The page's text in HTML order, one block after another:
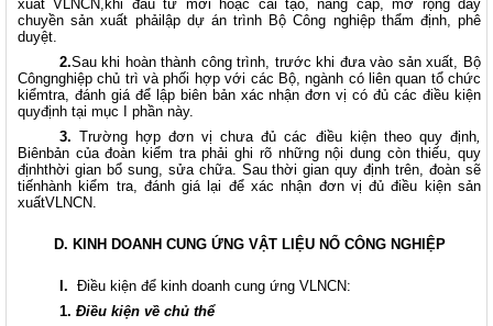
xuất VLNCN,khi đầu tư mới hoặc cải tạo, nâng cấp, mở rộng dây
chuyền sản xuất phảilập dự án trình Bộ Công nghiệp thẩm định, phê
duyệt.
2.Sau khi hoàn thành công trình, trước khi đưa vào sản xuất, Bộ
Côngnghiệp chủ trì và phối hợp với các Bộ, ngành có liên quan tổ chức
kiểmtra, đánh giá để lập biên bản xác nhận đơn vị có đủ các điều kiện
quyđịnh tại mục I phần này.
3. Trường hợp đơn vị chưa đủ các điều kiện theo quy định
Biênbản của đoàn kiểm tra phải ghi rõ những nội dung còn thiếu, quy
địnhthời gian bổ sung, sửa chữa. Sau thời gian quy định trên, đoàn sẽ
tiếnhành kiểm tra, đánh giá lại để xác nhận đơn vị đủ điều kiện sản
xuấtVLNCN.
D. KINH DOANH CUNG ỨNG VẬT LIỆU NỔ CÔNG NGHIỆP
I. Điều kiện để kinh doanh cung ứng VLNCN:
1. Điều kiện về chủ thể